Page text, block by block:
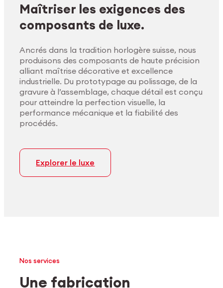
Maîtriser les exigences des
composants de luxe.
Ancrés dans la tradition horlogère suisse, nous
produisons des composants de haute précision
alliant maîtrise décorative et excellence
industrielle. Du prototypage au polissage, de la
gravure à l’assemblage, chaque détail est conçu
pour atteindre la perfection visuelle, la
performance mécanique et la fiabilité des
procédés.
Explorer le luxe
Nos services
Une fabrication